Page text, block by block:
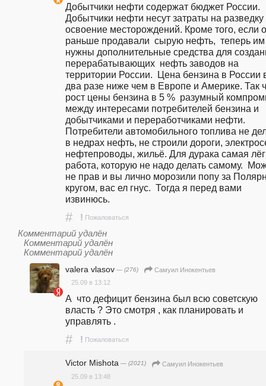
Добытчики нефти содержат бюджет России.
Добытчики нефти несут затраты на разведку
освоение месторождений. Кроме того, если
раньше продавали  сырую нефть,  теперь им
нужны дополнительные средства для
перерабатывающих  нефть заводов на
территории России.  Цена бензина в России
два разе ниже чем в Европе и Америке. Так
рост цены бензина в 5 %  разумный
между интересами потребителей бензина и
добытчиками и переработчиками нефти.
Потребители автомобильного топлива не
в недрах нефть, не строили дороги,
нефтепроводы, жильё. Для дурака самая
работа, которую не надо делать самому.
не прав и вы лично морозили попу за
кругом, вас ел гнус.  Тогда я перед вами
извинюсь.
# ! Пожаловаться
Комментарий удалён
Комментарий удалён
Комментарий удалён
valera vlasov — (276)
Самуил Инокентьев
25.09 в 13:12
А  что дефицит бензина был всю советскую
власть ? Это смотря , как планировать и
управлять .
# ! Пожаловаться
Victor Mishota — (2021)
Самуил Инокентьев
25.09 в 13:48